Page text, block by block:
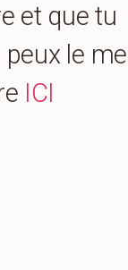
et que tu
le me
ICI